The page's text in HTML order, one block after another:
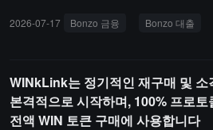
표했습니다. 자금은 Hedera 재단이 약속
2026-07-17 Bonzo 금융 Bonzo 대출
WINkLink는 정기적인 재구매 및 소
본격적으로 시작하며, 100% 프로토
전액 WIN 토큰 구매에 사용합니다